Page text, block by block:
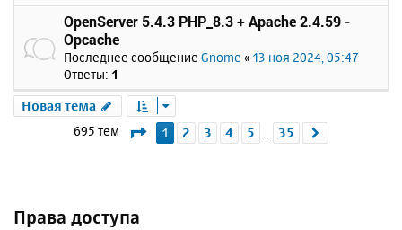
OpenServer 5.4.3 PHP_8.3 + Apache 2.4.59 -
Opcache
Последнее сообщение Gnome « 13 ноя 2024, 05:47
Ответы: 1
Новая тема
695 тем Страница1 из 35
1 2 3 4 5 35
Права доступа